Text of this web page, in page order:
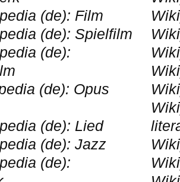
(de): Film
(de): Spielfilm
(de):
(de): Opus
(de): Lied
(de): Jazz
(de):